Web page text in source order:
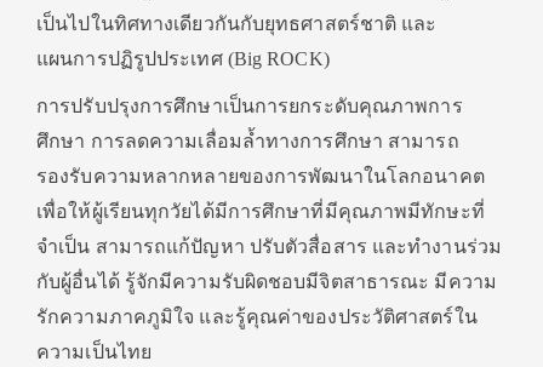
เป็นไปในทิศทางเดียวกันกับยุทธศาสตร์ชาติ และ
แผนการปฏิรูปประเทศ (Big ROCK)
การปรับปรุงการศึกษาเป็นการยกระดับคุณภาพการ
ศึกษา การลดความเลื่อมล้ำทางการศึกษา สามารถ
รองรับความหลากหลายของการพัฒนาในโลกอนาคต
เพื่อให้ผู้เรียนทุกวัยได้มีการศึกษาที่มีคุณภาพมีทักษะที่
จำเป็น สามารถแก้ปัญหา ปรับตัวสื่อสาร และทำงานร่วม
กับผู้อื่นได้ รู้จักมีความรับผิดชอบมีจิตสาธารณะ มีความ
รักความภาคภูมิใจ และรู้คุณค่าของประวัติศาสตร์ใน
ความเป็นไทย